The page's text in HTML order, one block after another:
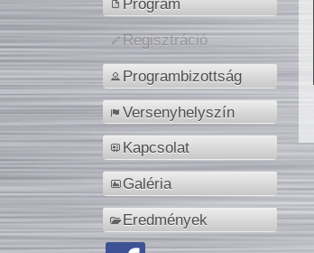
Program
Regisztráció
Programbizottság
Versenyhelyszín
Kapcsolat
Galéria
Eredmények